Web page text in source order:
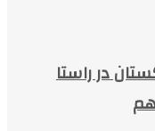
در راستا